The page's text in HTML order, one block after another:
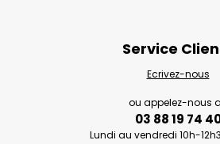
Service
Ecrivez-nous
ou appelez-nous
03 88 19 74
Lundi au vendredi 10h-